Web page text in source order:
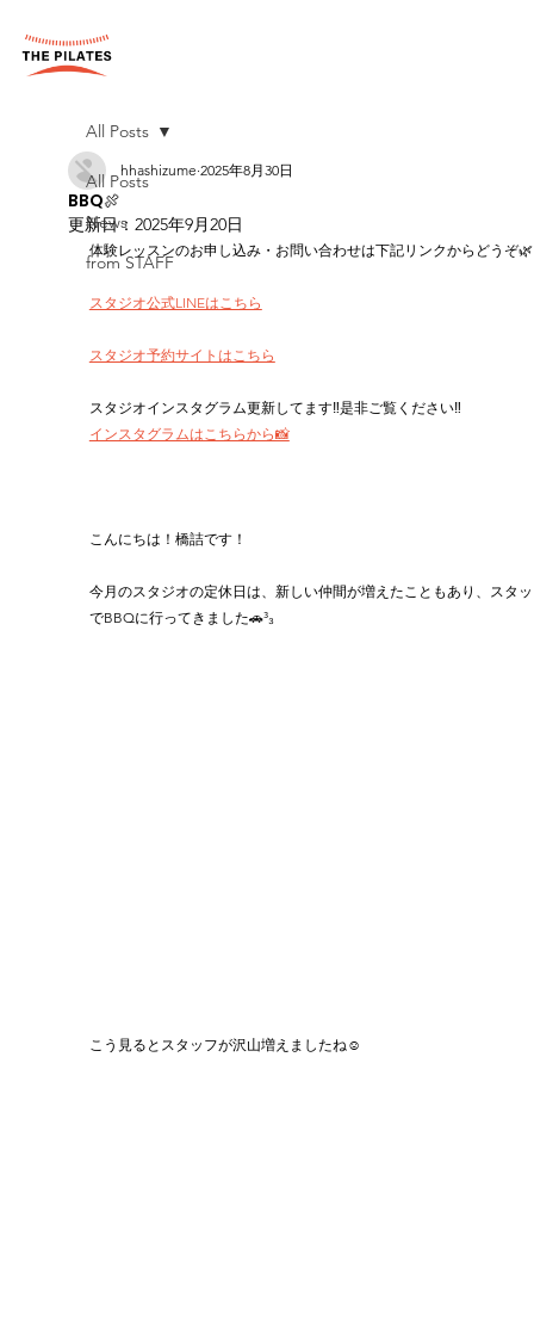
All Posts
News
from STAFF
All Posts
BBQ🍖
hhashizume 2025年8月30日
更新日： 2025年9月20日
体験レッスンのお申し込み・お問い合わせは下記リンクからどうぞ🌿
スタジオ公式LINEはこちら
スタジオ予約サイトはこちら
スタジオインスタグラム更新してます‼︎是非ご覧ください‼︎
インスタグラムはこちらから📸
こんにちは！橋詰です！
今月のスタジオの定休日は、新しい仲間が増えたこともあり、スタ
でBBQに行ってきました🚗³₃
こう見るとスタッフが沢山増えましたね☺️